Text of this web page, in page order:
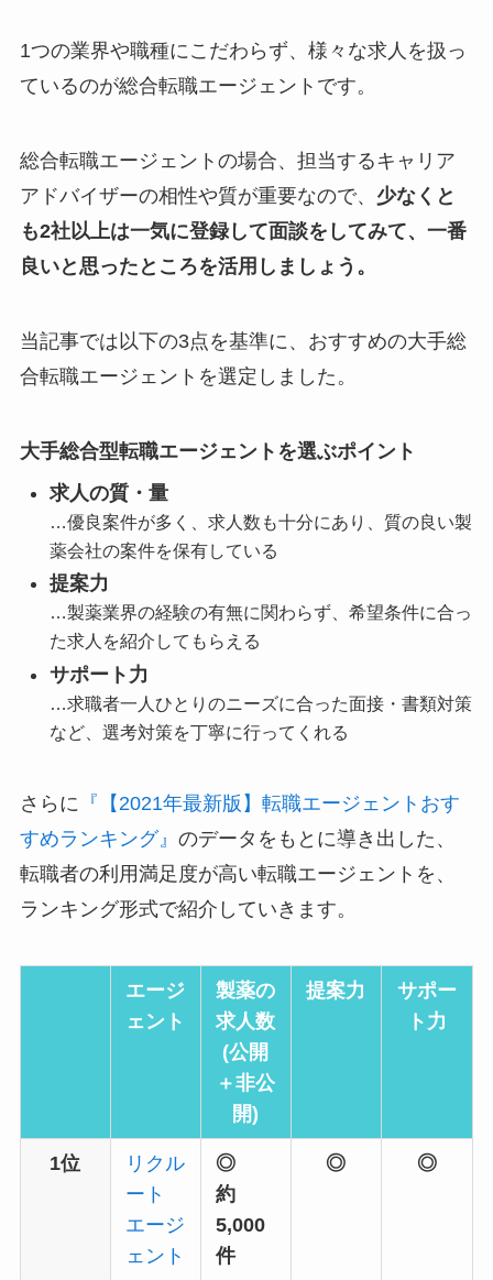
1つの業界や職種にこだわらず、様々な求人を扱っ
ているのが総合転職エージェントです。
総合転職エージェントの場合、担当するキャリア
アドバイザーの相性や質が重要なので、 少なくと
も2社以上は一気に登録して面談をしてみて、一番
良いと思ったところを活用しましょう。
当記事では以下の3点を基準に、おすすめの大手総
合転職エージェントを選定しました。
大手総合型転職エージェントを選ぶポイント
求人の質・量
…優良案件が多く、求人数も十分にあり、質の良い製
薬会社の案件を保有している
提案力
…製薬業界の経験の有無に関わらず、希望条件に合っ
た求人を紹介してもらえる
サポート力
…求職者一人ひとりのニーズに合った面接・書類対策
など、選考対策を丁寧に行ってくれる
さらに 『【2021年最新版】転職エージェントおす
すめランキング』 のデータをもとに導き出した、
転職者の利用満足度が高い転職エージェントを、
ランキング形式で紹介していきます。
エージ
ェント
製薬の
求人数
(公開
＋非公
開)
提案力
サポー
ト力
1位
リクル
ート
エージ
ェント
◎
約
5,000
件
◎ ◎